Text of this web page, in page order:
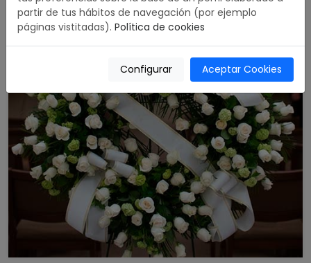
partir de tus hábitos de navegación (por ejemplo
páginas vistitadas). Política de cookies
Configurar Aceptar Cookies